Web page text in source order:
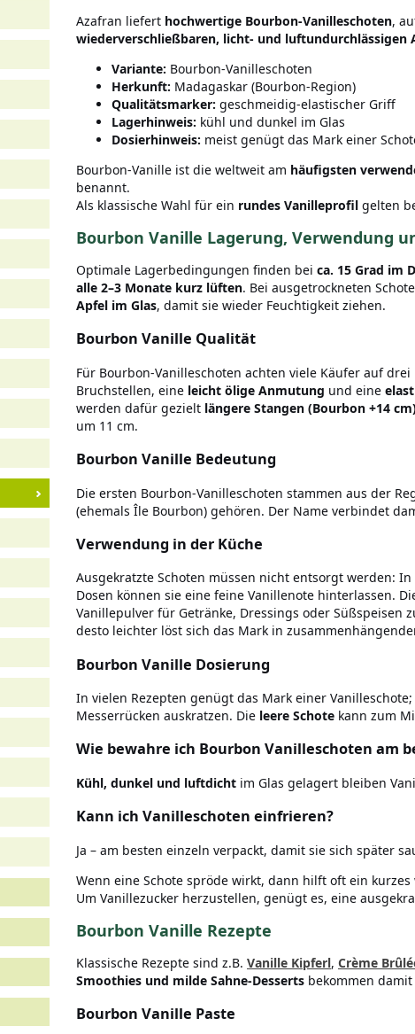
Azafran liefert hochwertige Bourbon-Vanilleschoten,
wiederverschließbaren, licht- und luftundurchlässigen
Variante: Bourbon-Vanilleschoten
Herkunft: Madagaskar (Bourbon-Region)
Qualitätsmarker: geschmeidig-elastischer Griff
Lagerhinweis: kühl und dunkel im Glas
Dosierhinweis: meist genügt das Mark einer
Bourbon-Vanille ist die weltweit am häufigsten
benannt.
Als klassische Wahl für ein rundes Vanilleprofil gelten
Bourbon Vanille Lagerung, Verwendung
Optimale Lagerbedingungen finden bei ca. 15 Grad im
alle 2–3 Monate kurz lüften. Bei ausgetrockneten
Apfel im Glas, damit sie wieder Feuchtigkeit ziehen.
Bourbon Vanille Qualität
Für Bourbon-Vanilleschoten achten viele Käufer auf drei
Bruchstellen, eine leicht ölige Anmutung und eine
werden dafür gezielt längere Stangen (Bourbon +14
um 11 cm.
Bourbon Vanille Bedeutung
Die ersten Bourbon-Vanilleschoten stammen aus der
(ehemals Île Bourbon) gehören. Der Name verbindet
Verwendung in der Küche
Ausgekratzte Schoten müssen nicht entsorgt werden: In
Dosen können sie eine feine Vanillenote hinterlassen.
Vanillepulver für Getränke, Dressings oder Süßspeisen
desto leichter löst sich das Mark in
Bourbon Vanille Dosierung
In vielen Rezepten genügt das Mark einer
Messerrücken auskratzen. Die leere Schote kann zum
Wie bewahre ich Bourbon Vanilleschoten am
Kühl, dunkel und luftdicht im Glas gelagert bleiben
Kann ich Vanilleschoten einfrieren?
Ja – am besten einzeln verpackt, damit sie sich später
Wenn eine Schote spröde wirkt, dann hilft oft ein kurzes
Um Vanillezucker herzustellen, genügt es, eine
Bourbon Vanille Rezepte
Klassische Rezepte sind z.B. Vanille Kipferl, Crème
Smoothies und milde Sahne-Desserts bekommen
Bourbon Vanille Paste